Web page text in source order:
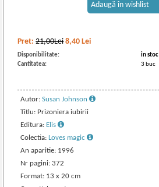
Pret:21,00Lei 8,40 Lei
Disponibilitate:
in stoc
Cantitatea:
3 buc
Autor:Susan Johnson
Titlu: Prizoniera iubirii
Editura: Elis
Colectia:Loves magic
An aparitie: 1996
Nr pagini: 372
Format: 13 x 20 cm
Adaugă în wishlist